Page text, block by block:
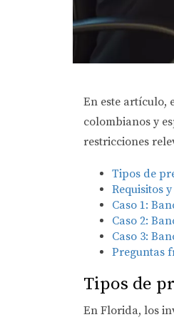
En este artículo,
colombianos y
restricciones
Tipos de
Requisitos
Caso 1:
Caso 2:
Caso 3:
Preguntas
Tipos de
En Florida, los